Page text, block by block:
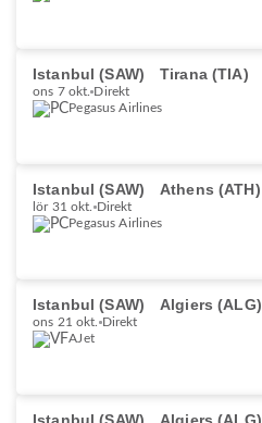
Istanbul (SAW) Tirana (TIA)
ons 7 okt. Direkt
Pegasus Airlines
Istanbul (SAW) Athens (ATH)
lör 31 okt. Direkt
Pegasus Airlines
Istanbul (SAW) Algiers (ALG)
ons 21 okt. Direkt
AJet